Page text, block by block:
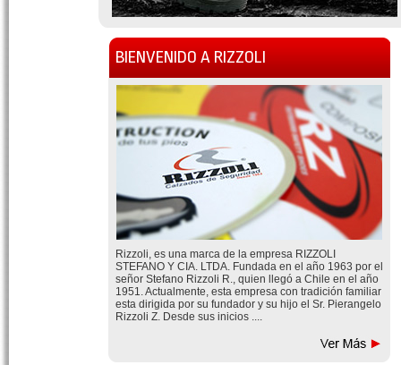
BIENVENIDO A RIZZOLI
Rizzoli, es una marca de la empresa RIZZOLI
STEFANO Y CIA. LTDA. Fundada en el año 1963 por el
señor Stefano Rizzoli R., quien llegó a Chile en el año
1951. Actualmente, esta empresa con tradición familiar
esta dirigida por su fundador y su hijo el Sr. Pierangelo
Rizzoli Z. Desde sus inicios ....